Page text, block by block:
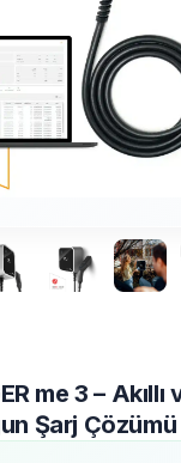
me 3 –
Şarj Çözümü